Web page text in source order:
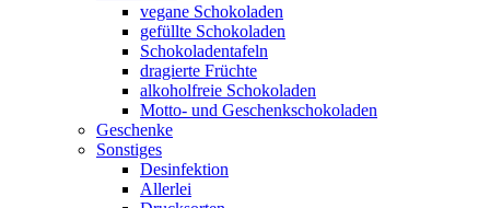
vegane Schokoladen
gefüllte Schokoladen
Schokoladentafeln
dragierte Früchte
alkoholfreie Schokoladen
Motto- und Geschenkschokoladen
Geschenke
Sonstiges
Desinfektion
Allerlei